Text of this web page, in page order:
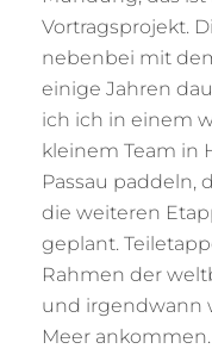
Vortragsprojekt.
nebenbei mit
einige Jahren
ich ich in einem
kleinem Team in
Passau paddeln,
die weiteren
geplant.
Rahmen der
und irgendwann
Meer